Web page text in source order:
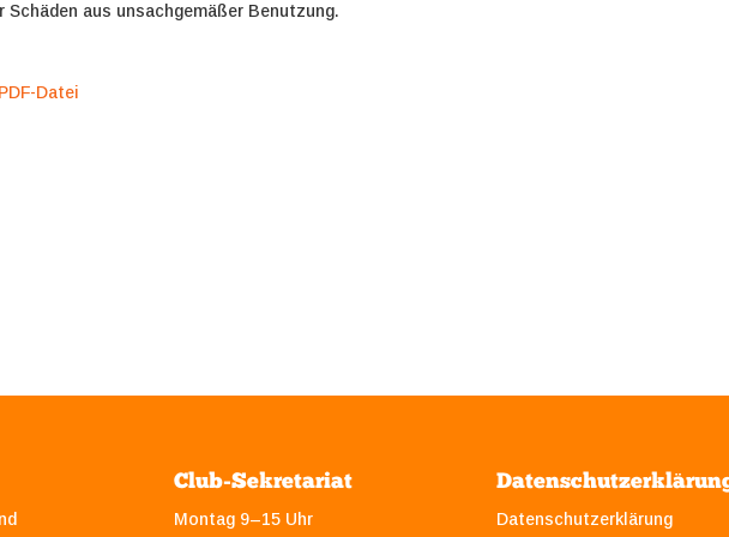
Schäden aus unsachgemäßer Benutzung.
PDF-Datei
Club-Sekretariat
Montag 9–15 Uhr Datenschutzerklärung